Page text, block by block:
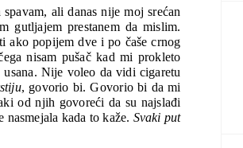
ali danas nije moj srećan
gutljajem prestanem da mislim.
ako popijem dve i po čaše crnog
nisam pušač kad mi prokleto
Nije voleo da vidi cigaretu
, govorio bi. Govorio bi da mi
od njih govoreći da su najslađi
nasmejala kada to kaže. Svaki put